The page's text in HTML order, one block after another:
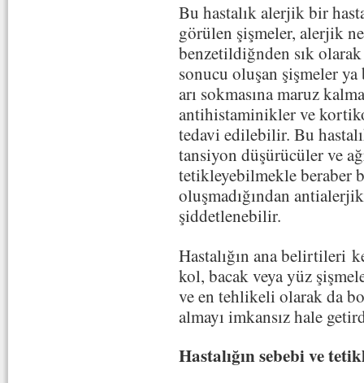
Bu hastalık alerjik bir
görülen şişmeler, alerjik
benzetildiğnden sık
sonucu oluşan şişmeler
arı sokmasına maruz
antihistaminikler ve
tedavi edilebilir. Bu
tansiyon düşürücüler ve
tetikleyebilmekle beraber
oluşmadığından
şiddetlenebilir.
Hastalığın ana belirtileri
kol, bacak veya yüz
ve en tehlikeli olarak da
almayı imkansız hale
Hastalığın sebebi ve